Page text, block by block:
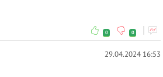
0 0
29.04.2024 16:53